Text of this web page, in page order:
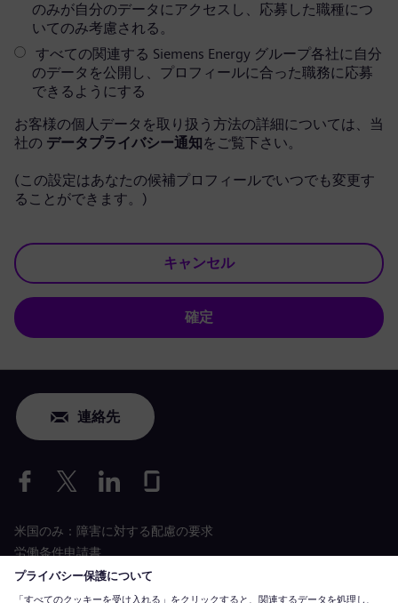
のみが自分のデータにアクセスし、応募した職種につ
いてのみ考慮される。
すべての関連する Siemens Energy グループ各社に自分
のデータを公開し、プロフィールに合った職務に応募
できるようにする
お客様の個人データを取り扱う方法の詳細については、当
社の データプライバシー通知をご覧下さい。
(この設定はあなたの候補プロフィールでいつでも変更す
ることができます。)
キャンセル
確定
連絡先
米国のみ：障害に対する配慮の要求
労働条件申請書
siemens-energy.comグローバルウェブサイト